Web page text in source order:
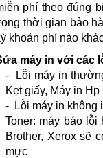
phí theo đúng
thời gian bảo
khoản phí nào
máy in với các
- Lỗi máy in
Kẹt giấy, Máy in Hp
- Lỗi máy in không
Toner: máy báo
Brother, Xerox sẽ
mực